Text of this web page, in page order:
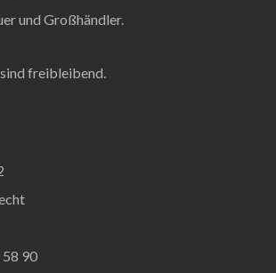
und Großhändler.
freibleibend.
58 90